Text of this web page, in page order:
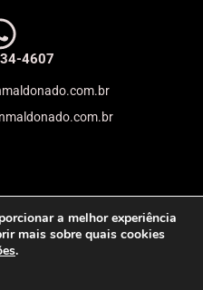
4607
ONLINE– Todos os
a melhor experiência
mais sobre quais cookies
.
Banner